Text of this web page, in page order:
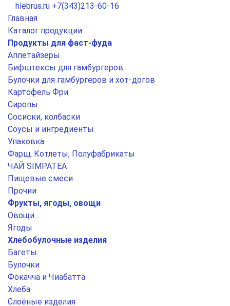
hlebrus.ru +7(343)213-60-16
Главная
Каталог продукции
Продукты для фаст-фуда
Аппетайзеры
Бифштексы для гамбургеров
Булочки для гамбургеров и хот-догов
Картофель Фри
Сиропы
Сосиски, колбаски
Соусы и ингредиенты
Упаковка
Фарш, Котлеты, Полуфабрикаты
ЧАЙ SIMPATEA
Пищевые смеси
Прочии
Фрукты, ягоды, овощи
Овощи
Ягоды
Хлебобулочные изделия
Багеты
Булочки
Фокачча и Чиабатта
Хлеба
Слоёные изделия